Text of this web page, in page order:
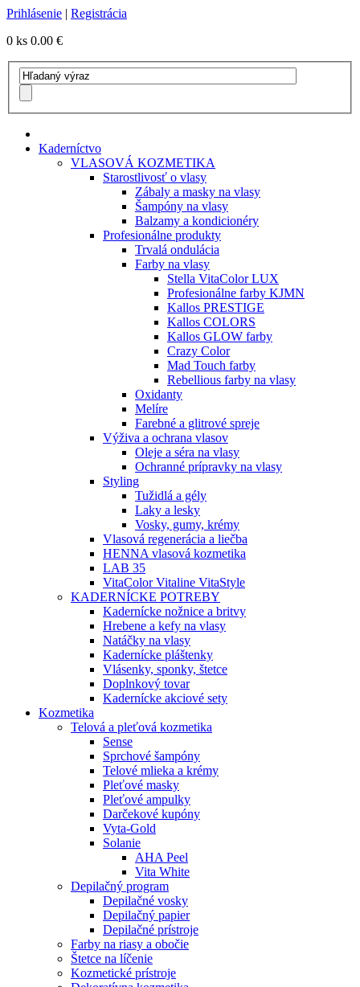
Prihlásenie | Registrácia
0 ks 0.00 €
Kaderníctvo
VLASOVÁ KOZMETIKA
Starostlivosť o vlasy
Zábaly a masky na vlasy
Šampóny na vlasy
Balzamy a kondicionéry
Profesionálne produkty
Trvalá ondulácia
Farby na vlasy
Stella VitaColor LUX
Profesionálne farby KJMN
Kallos PRESTIGE
Kallos COLORS
Kallos GLOW farby
Crazy Color
Mad Touch farby
Rebellious farby na vlasy
Oxidanty
Melíre
Farebné a glitrové spreje
Výživa a ochrana vlasov
Oleje a séra na vlasy
Ochranné prípravky na vlasy
Styling
Tužidlá a gély
Laky a lesky
Vosky, gumy, krémy
Vlasová regenerácia a liečba
HENNA vlasová kozmetika
LAB 35
VitaColor Vitaline VitaStyle
KADERNÍCKE POTREBY
Kadernícke nožnice a britvy
Hrebene a kefy na vlasy
Natáčky na vlasy
Kadernícke pláštenky
Vlásenky, sponky, štetce
Doplnkový tovar
Kadernícke akciové sety
Kozmetika
Telová a pleťová kozmetika
Sense
Sprchové šampóny
Telové mlieka a krémy
Pleťové masky
Pleťové ampulky
Darčekové kupóny
Vyta-Gold
Solanie
AHA Peel
Vita White
Depilačný program
Depilačné vosky
Depilačný papier
Depilačné prístroje
Farby na riasy a obočie
Štetce na líčenie
Kozmetické prístroje